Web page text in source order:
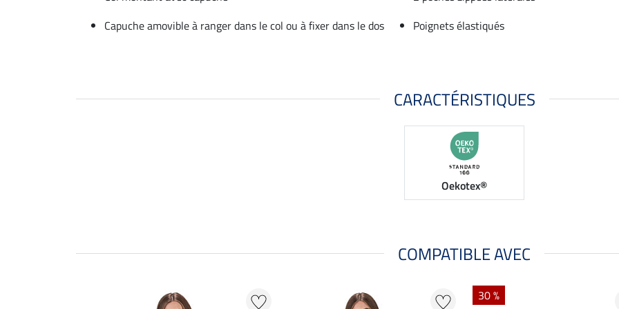
Capuche amovible à ranger dans le col ou à fixer dans le dos
Poignets élastiqués
CARACTÉRISTIQUES
Oekotex®
COMPATIBLE AVEC
30 %